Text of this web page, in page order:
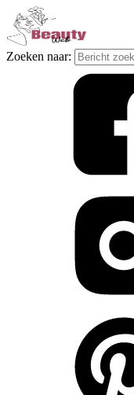
Zoeken naar: